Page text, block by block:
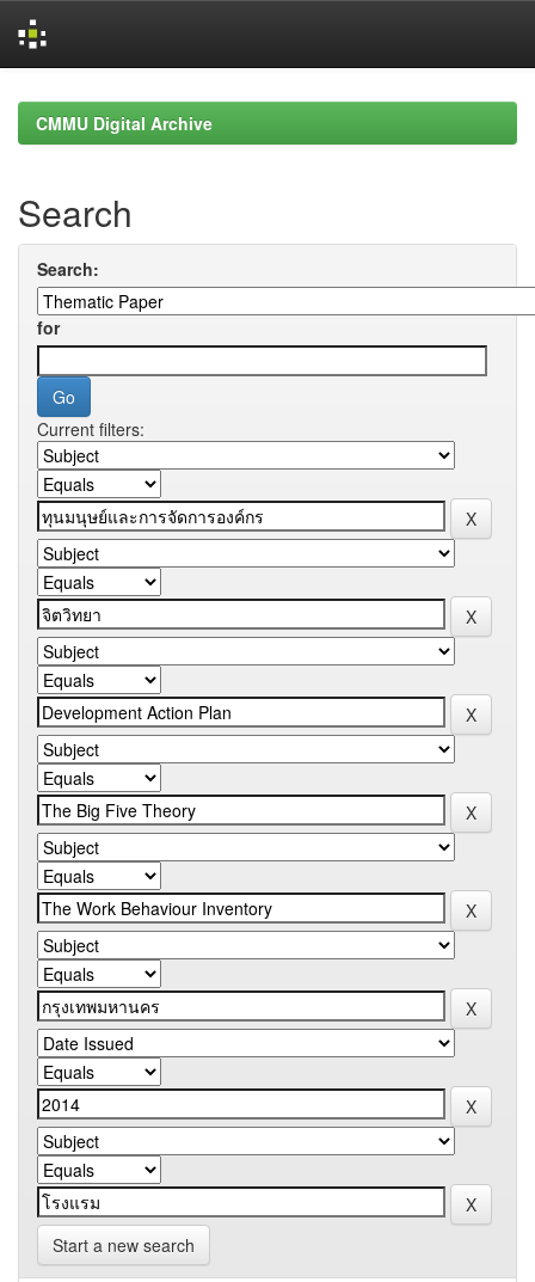
navigationCMMU Digital Archive
Search
Search:
for
Current filters:
Start a new search